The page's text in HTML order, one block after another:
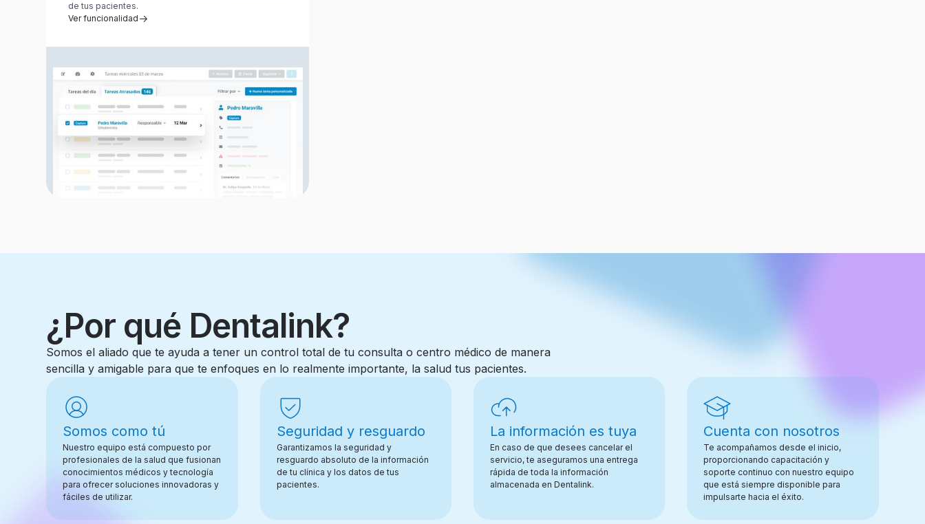
de tus pacientes.
Ver funcionalidad
¿Por qué Dentalink?
Somos el aliado que te ayuda a tener un control total de tu consulta o centro médico de manera
sencilla y amigable para que te enfoques en lo realmente importante, la salud tus pacientes.
Somos como tú
Nuestro equipo está compuesto por
profesionales de la salud que fusionan
conocimientos médicos y tecnología
para ofrecer soluciones innovadoras y
fáciles de utilizar.
Seguridad y resguardo
Garantizamos la seguridad y
resguardo absoluto de la información
de tu clínica y los datos de tus
pacientes.
La información es tuya
En caso de que desees cancelar el
servicio, te aseguramos una entrega
rápida de toda la información
almacenada en Dentalink.
Cuenta con nosotros
Te acompañamos desde el inicio,
proporcionando capacitación y
soporte continuo con nuestro equipo
que está siempre disponible para
impulsarte hacia el éxito.